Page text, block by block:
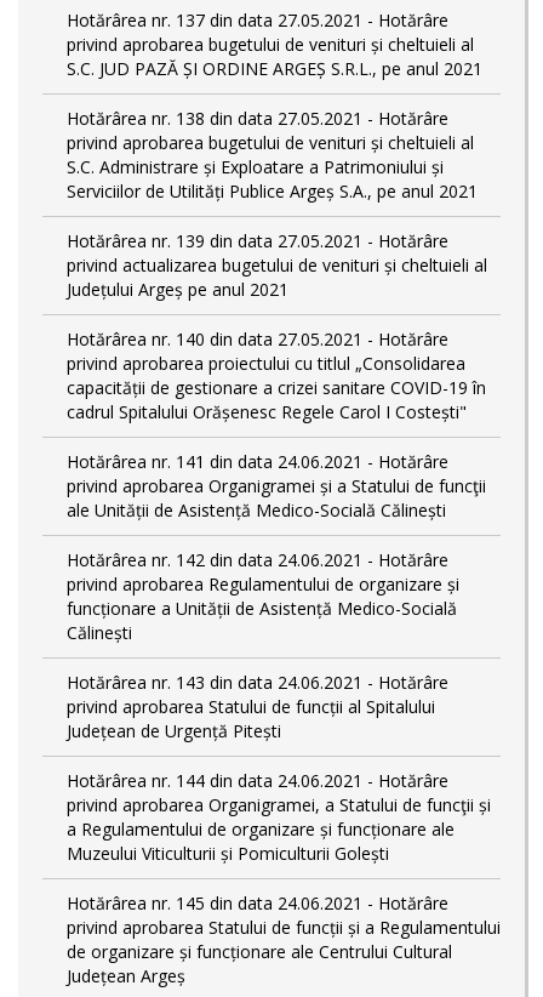
Hotărârea nr. 137 din data 27.05.2021 - Hotărâre
privind aprobarea bugetului de venituri și cheltuieli al
S.C. JUD PAZĂ ȘI ORDINE ARGEȘ S.R.L., pe anul 2021
Hotărârea nr. 138 din data 27.05.2021 - Hotărâre
privind aprobarea bugetului de venituri și cheltuieli al
S.C. Administrare și Exploatare a Patrimoniului și
Serviciilor de Utilități Publice Argeș S.A., pe anul 2021
Hotărârea nr. 139 din data 27.05.2021 - Hotărâre
privind actualizarea bugetului de venituri și cheltuieli al
Județului Argeș pe anul 2021
Hotărârea nr. 140 din data 27.05.2021 - Hotărâre
privind aprobarea proiectului cu titlul „Consolidarea
capacității de gestionare a crizei sanitare COVID-19 în
cadrul Spitalului Orășenesc Regele Carol I Costești"
Hotărârea nr. 141 din data 24.06.2021 - Hotărâre
privind aprobarea Organigramei și a Statului de funcţii
ale Unității de Asistență Medico-Socială Călinești
Hotărârea nr. 142 din data 24.06.2021 - Hotărâre
privind aprobarea Regulamentului de organizare și
funcționare a Unității de Asistență Medico-Socială
Călinești
Hotărârea nr. 143 din data 24.06.2021 - Hotărâre
privind aprobarea Statului de funcții al Spitalului
Județean de Urgență Pitești
Hotărârea nr. 144 din data 24.06.2021 - Hotărâre
privind aprobarea Organigramei, a Statului de funcţii și
a Regulamentului de organizare și funcționare ale
Muzeului Viticulturii și Pomiculturii Golești
Hotărârea nr. 145 din data 24.06.2021 - Hotărâre
privind aprobarea Statului de funcții și a Regulamentului
de organizare și funcționare ale Centrului Cultural
Județean Argeș